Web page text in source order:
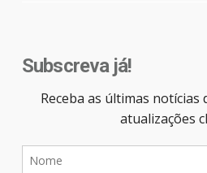
Subscreva já!